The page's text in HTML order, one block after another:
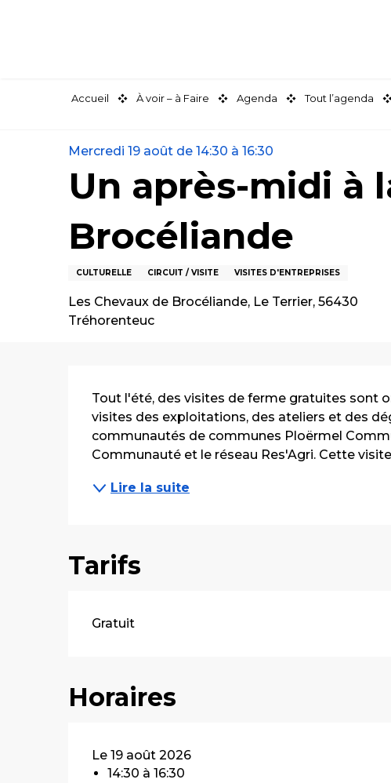
Accueil À voir – à Faire Agenda Tout l’agenda
Mercredi 19 août de 14:30 à 16:30
Un après-midi à
Brocéliande
CULTURELLE CIRCUIT / VISITE VISITES D'ENTREPRISES
Les Chevaux de Brocéliande, Le Terrier, 56430
Tréhorenteuc
Description
Tout l'été, des visites de ferme gratuites sont
visites des exploitations, des ateliers et des
communautés de communes Ploërmel
Communauté et le réseau Res'Agri. Cette
Lire la suite
Tarifs
Gratuit
Horaires
Le 19 août 2026
14:30 à 16:30